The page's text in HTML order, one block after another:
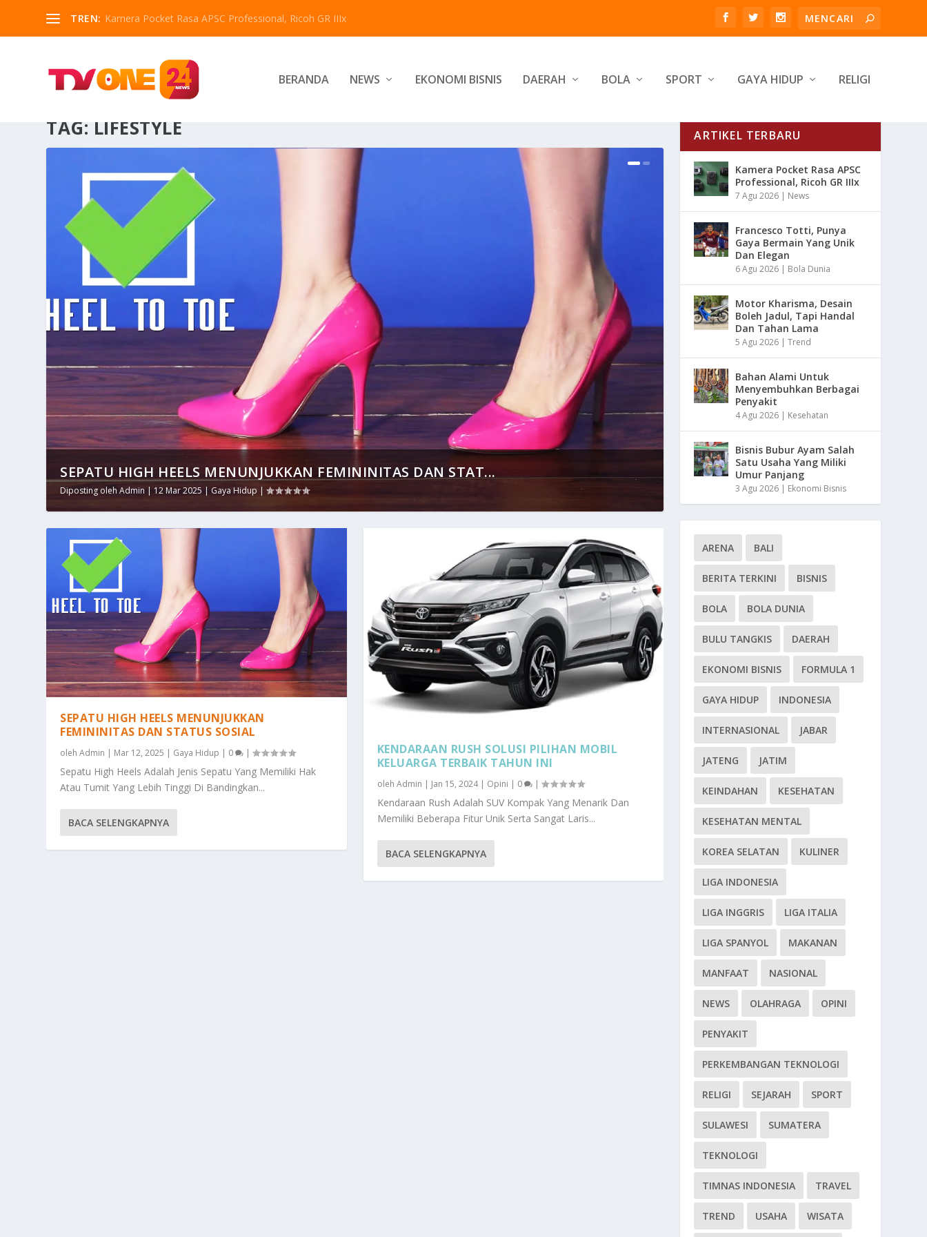
TREN: Kamera Pocket Rasa APSC Professional, Ricoh GR IIIx
BERANDA NEWS EKONOMI BISNIS DAERAH BOLA SPORT GAYA HIDUP RELIGI
TAG: LIFESTYLE
SEPATU HIGH HEELS MENUNJUKKAN FEMININITAS DAN STAT...
Diposting olehAdmin |12 Mar 2025 | Gaya Hidup |
KENDARAAN RUSH SOLUSI PILIHAN MOBIL KELUARGA TERBA...
Diposting olehAdmin|15 Jan 2024|Opini|
SEPATU HIGH HEELS MENUNJUKKAN
FEMININITAS DAN STATUS SOSIAL
olehAdmin | Mar 12, 2025 | Gaya Hidup | 0 |
Sepatu High Heels Adalah Jenis Sepatu Yang Memiliki Hak
Atau Tumit Yang Lebih Tinggi Di Bandingkan...
BACA SELENGKAPNYA
KENDARAAN RUSH SOLUSI PILIHAN MOBIL
KELUARGA TERBAIK TAHUN INI
oleh Admin | Jan 15, 2024| Opini | 0 |
Kendaraan Rush Adalah SUV Kompak Yang Menarik Dan
Memiliki Beberapa Fitur Unik Serta Sangat Laris...
BACA SELENGKAPNYA
ARTIKEL TERBARU
Kamera Pocket Rasa APSC
Professional, Ricoh GR IIIx
7 Agu 2026 | News
Francesco Totti, Punya
Gaya Bermain Yang Unik
Dan Elegan
6 Agu 2026 | Bola Dunia
Motor Kharisma, Desain
Boleh Jadul, Tapi Handal
Dan Tahan Lama
5 Agu 2026 |Trend
Bahan Alami Untuk
Menyembuhkan Berbagai
Penyakit
4 Agu 2026 | Kesehatan
Bisnis Bubur Ayam Salah
Satu Usaha Yang Miliki
Umur Panjang
3 Agu 2026 | Ekonomi Bisnis
ARENA BALI
BERITA TERKINI BISNIS
BOLA BOLA DUNIA
BULU TANGKIS DAERAH
EKONOMI BISNIS FORMULA 1
GAYA HIDUP INDONESIA
INTERNASIONAL JABAR
JATENG JATIM
KEINDAHAN KESEHATAN
KESEHATAN MENTAL
KOREA SELATAN KULINER
LIGA INDONESIA
LIGA INGGRIS LIGA ITALIA
LIGA SPANYOL MAKANAN
MANFAAT NASIONAL
NEWS OLAHRAGA OPINI
PENYAKIT
PERKEMBANGAN TEKNOLOGI
RELIGI SEJARAH SPORT
SULAWESI SUMATERA
TEKNOLOGI
TIMNAS INDONESIA TRAVEL
TREND USAHA WISATA